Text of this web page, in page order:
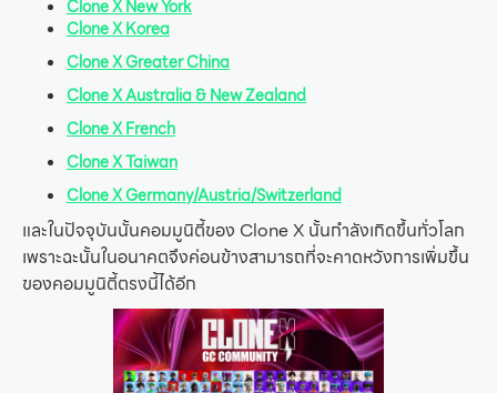
Clone X New York
Clone X Korea
Clone X Greater China
Clone X Australia & New Zealand
Clone X French
Clone X Taiwan
Clone X Germany/Austria/Switzerland
และในปัจจุบันนั้นคอมมูนิตี้ของ Clone X นั้นกำลังเกิดขึ้นทั่วโลก
เพราะฉะนั้นในอนาคตจึงค่อนข้างสามารถที่จะคาดหวังการเพิ่มขึ้น
ของคอมมูนิตี้ตรงนี้ได้อีก